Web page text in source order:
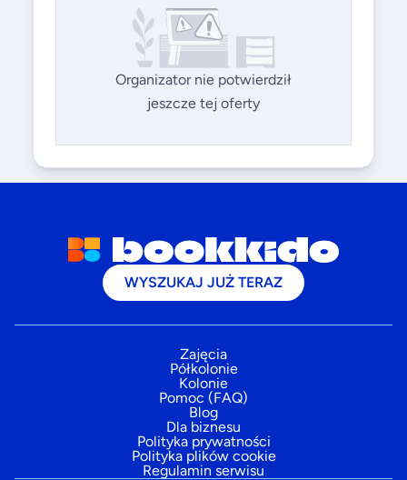
Organizator nie potwierdził
jeszcze tej oferty
WYSZUKAJ JUŻ TERAZ
Zajęcia
Półkolonie
Kolonie
Pomoc (FAQ)
Blog
Dla biznesu
Polityka prywatności
Polityka plików cookie
Regulamin serwisu